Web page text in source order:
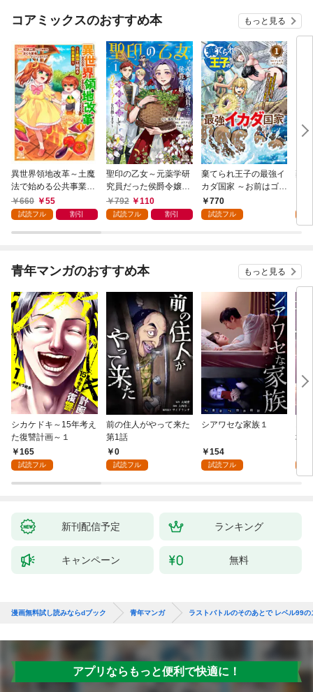
コアミックスのおすすめ本 もっと見る
異世界領地改革～土魔
法で始める公共事業～
1巻660 55
試読フル 割引
聖印の乙女～元薬学研
究員だった侯爵令嬢は
婚約辞退してハイヒー
ラーを目指します～ 1
792 110
試読フル 割引
棄てられ王子の最強イ
カダ国家 ～お前はゴミ
だと追放されたので、
無駄スキル【リサイク
【特典イラスト付き】
770
試読フル
棄
無
ル
版 1
青年マンガのおすすめ本 もっと見る
シカケドキ～15年考え
た復讐計画～１
165
試読フル
前の住人がやって来た
第1話
0
試読フル
シアワセな家族１
154
試読フル
地
新刊配信予定 ランキング
キャンペーン 無料
漫画無料試し読みならdブック 青年マンガ ラストバトルのそのあとで レベル99
アプリならもっと便利で快適に！